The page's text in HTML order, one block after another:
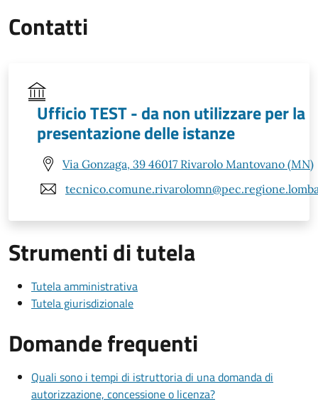
Contatti
Ufficio TEST - da non utilizzare per la
presentazione delle istanze
Via Gonzaga, 39 46017 Rivarolo Mantovano (MN)
Strumenti di tutela
Tutela amministrativa
Tutela giurisdizionale
Domande frequenti
Quali sono i tempi di istruttoria di una domanda di
autorizzazione, concessione o licenza?